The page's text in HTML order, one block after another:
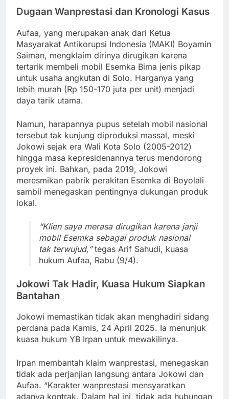
Dugaan Wanprestasi dan Kronologi Kasus
Aufaa, yang merupakan anak dari Ketua
Masyarakat Antikorupsi Indonesia (MAKI) Boyamin
Saiman, mengklaim dirinya dirugikan karena
tertarik membeli mobil Esemka Bima jenis pikap
untuk usaha angkutan di Solo. Harganya yang
lebih murah (Rp 150-170 juta per unit) menjadi
daya tarik utama.
Namun, harapannya pupus setelah mobil nasional
tersebut tak kunjung diproduksi massal, meski
Jokowi sejak era Wali Kota Solo (2005-2012)
hingga masa kepresidenannya terus mendorong
proyek ini. Bahkan, pada 2019, Jokowi
meresmikan pabrik perakitan Esemka di Boyolali
sambil menegaskan pentingnya dukungan produk
lokal.
“Klien saya merasa dirugikan karena janji
mobil Esemka sebagai produk nasional
tak terwujud,”tegas Arif Sahudi, kuasa
hukum Aufaa, Rabu (9/4).
Jokowi Tak Hadir, Kuasa Hukum Siapkan
Bantahan
Jokowi memastikan tidak akan menghadiri sidang
perdana pada Kamis, 24 April 2025. Ia menunjuk
kuasa hukum YB Irpan untuk mewakilinya.
Irpan membantah klaim wanprestasi, menegaskan
tidak ada perjanjian langsung antara Jokowi dan
Aufaa. “Karakter wanprestasi mensyaratkan
adanya kontrak. Dalam hal ini, tidak ada hubungan